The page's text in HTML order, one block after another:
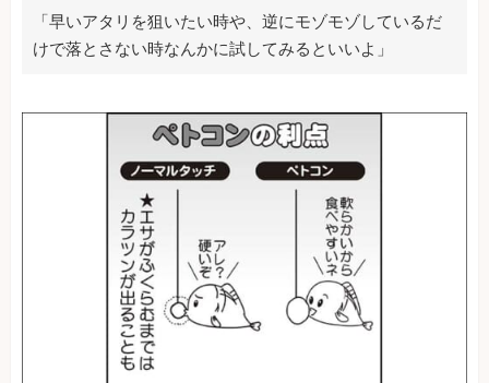
「早いアタリを狙いたい時や、逆にモゾモゾしているだ
けで落とさない時なんかに試してみるといいよ」